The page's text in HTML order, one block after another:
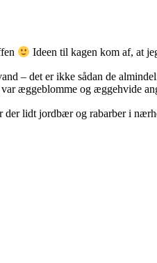
Ideen til kagen kom af, at
– det er ikke sådan de
æggeblomme og æggehvide
der lidt jordbær og rabarber i